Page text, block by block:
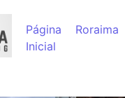
Página
Inicial
Roraima